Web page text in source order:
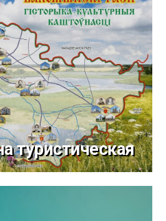
туристическая